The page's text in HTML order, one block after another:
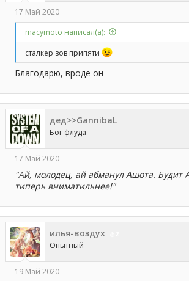
17 Май 2020
macymoto написал(а):
сталкер зов припяти
Благодарю, вроде он
дед>>GannibaL
Бог флуда
17 Май 2020
"Ай, молодец, ай абманул Ашота. Будит
типерь вниматильнее!"
илья-воздух
Опытный
19 Май 2020